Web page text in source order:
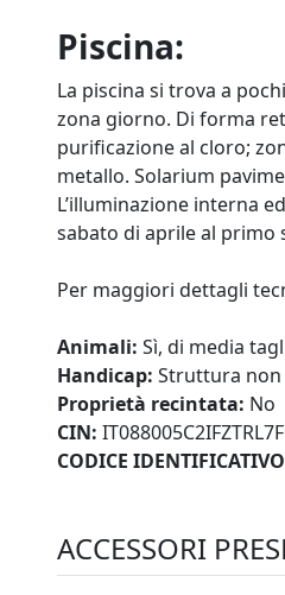
Piscina:
La piscina si trova a
zona giorno. Di forma
purificazione al cloro;
metallo. Solarium
L’illuminazione interna
sabato di aprile al primo
Per maggiori dettagli
Animali: Sì, di media
Handicap: Struttura
Proprietà recintata: No
CIN: IT088005C2IFZTRL7F
CODICE
ACCESSORI